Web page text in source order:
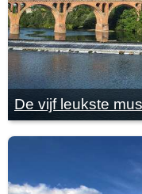
De vijf leukste